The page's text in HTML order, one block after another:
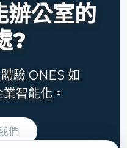
辦公室的
?
驗 ONES 如
智能化。
們